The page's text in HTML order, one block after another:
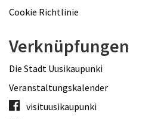
Cookie Richtlinie
Verknüpfungen
Die Stadt Uusikaupunki
Veranstaltungskalender
visituusikaupunki